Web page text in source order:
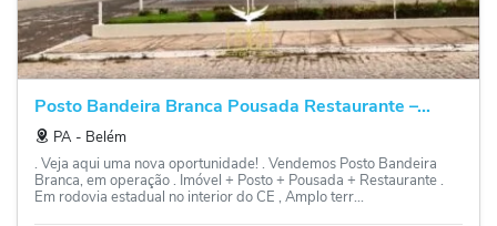
Posto Bandeira Branca Pousada Restaurante –...
PA ‐ Belém
. Veja aqui uma nova oportunidade! . Vendemos Posto Bandeira
Branca, em operação . Imóvel + Posto + Pousada + Restaurante .
Em rodovia estadual no interior do CE , Amplo terr...